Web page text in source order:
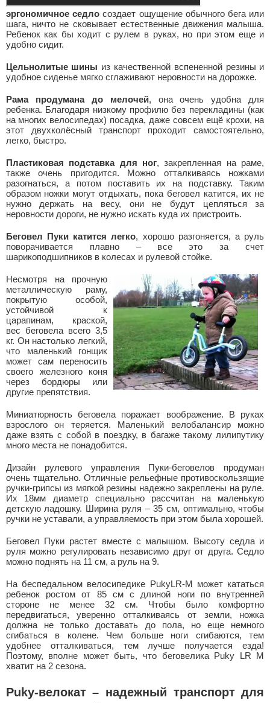
эргономичное седлосоздает ощущение обычного бега или
шага, ничто не сковывает естественные движения малыша.
Ребенок как бы ходит с рулем в руках, но при этом еще и
удобно сидит.
Цельнолитые шины из качественной вспененной резины и
удобное сиденье мягко сглаживают неровности на дорожке.
Рама продумана до мелочей, она очень удобна для
ребенка. Благодаря низкому профилю без перекладины (как
на многих велосипедах) посадка, даже совсем ещё крохи, на
этот двухколёсный транспорт проходит самостоятельно,
легко, быстро.
Пластиковая подставка для ног, закрепленная на раме,
также очень пригодится. Можно отталкиваясь ножками
разогнаться, а потом поставить их на подставку. Таким
образом ножки могут отдыхать, пока беговел катится, их не
нужно держать на весу, они не будут цепляться за
неровности дороги, не нужно искать куда их пристроить.
Беговел Пуки катится легко, хорошо разгоняется, а руль
поворачивается плавно – все это за счет
шарикоподшипников в колесах и рулевой стойке.
Несмотря на прочную
металлическую раму,
покрытую особой,
устойчивой к
царапинам, краской,
вес беговела всего 3,5
кг. Он настолько легкий,
что маленький гонщик
может сам переносить
своего железного коня
через бордюры или
другие препятствия.
Миниатюрность беговела поражает воображение. В руках
взрослого он теряется. Маленький велобалансир можно
даже взять с собой в поездку, в багаже такому лилипутику
много места не понадобится.
Дизайн рулевого управления Пуки-беговелов продуман
очень тщательно. Отличные рельефные противоскользящие
ручки-грипсы из мягкой резины надежно закреплены на руле.
Их 18мм диаметр специально рассчитан на маленькую
детскую ладошку. Ширина руля – 35 см, оптимально, чтобы
ручки не уставали, а управляемость при этом была хорошей.
Беговел Пуки растет вместе с малышом. Высоту седла и
руля можно регулировать независимо друг от друга. Седло
можно поднять на 11 см, а руль на 9.
На беспедальном велосипедике PukyLR-M может кататься
ребенок ростом от 85 см с длиной ноги по внутренней
стороне не менее 32 см. Чтобы было комфортно
передвигаться, уверенно отталкиваясь от земли, ножка
должна не только доставать до пола, но еще немного
сгибаться в колене. Чем больше ноги сгибаются, тем
удобнее отталкиваться, тем лучше получается езда!
Поэтому, вполне может быть, что беговелика Puky LR M
хватит на 2 сезона.
Puky-велокат – надежный транспорт для